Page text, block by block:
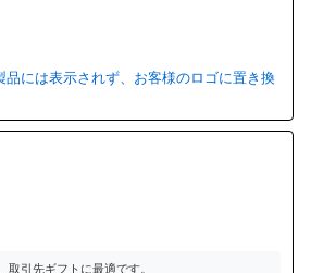
には表示されず、お客様のロゴに置き換
取引先ギフトに最適です。